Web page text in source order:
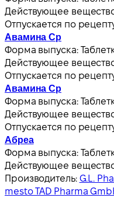
Действующее
Отпускается по
Авамина Ср
Форма выпуска:
Действующее
Отпускается по
Авамина Ср
Форма выпуска:
Действующее
Отпускается по
Абреа
Форма выпуска:
Действующее
Производитель: G.L.
mesto TAD Pharma